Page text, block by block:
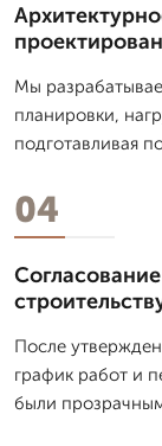
Мы
планировки,
подготавливая
04
После
график работ и
были